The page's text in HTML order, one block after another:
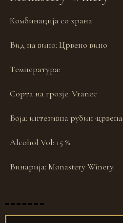
Комбинација со храна:
Вид на вино: Црвено вино
Температура:
Сорта на грозје: Vranec
Боја: интезивна рубин-црвена
Alcohol Vol: 15 %
Винарија: Monastery Winery